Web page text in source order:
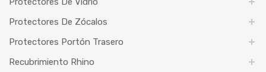
Protectores De Zócalos
Protectores Portón Trasero
Recubrimiento Rhino